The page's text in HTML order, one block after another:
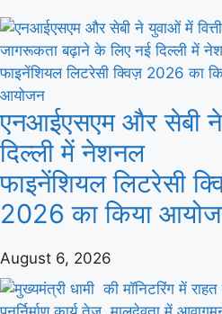
एनआईएसएम और सेबी
दिल्ली में नेशनल
फाइनेंशियल लिटरेसी
2026 का किया
August 6, 2026